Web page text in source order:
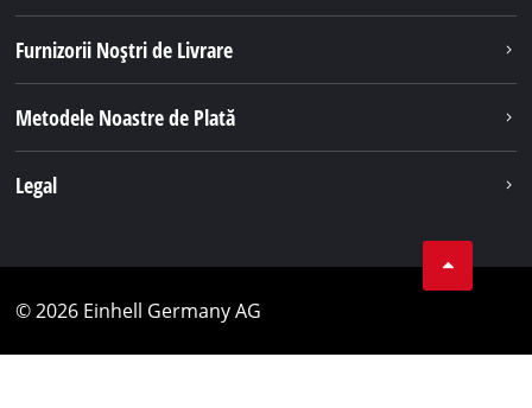
Furnizorii Noștri de Livrare
Metodele Noastre de Plată
Legal
© 2026 Einhell Germany AG